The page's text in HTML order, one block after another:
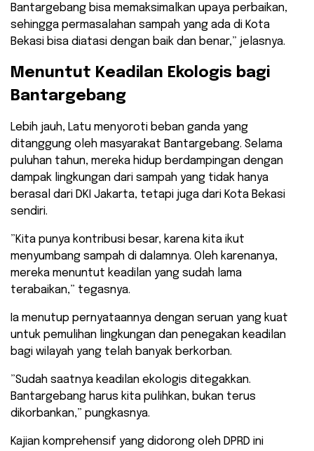
Bantargebang bisa memaksimalkan upaya perbaikan,
sehingga permasalahan sampah yang ada di Kota
Bekasi bisa diatasi dengan baik dan benar,” jelasnya.
Menuntut Keadilan Ekologis bagi
Bantargebang
​Lebih jauh, Latu menyoroti beban ganda yang
ditanggung oleh masyarakat Bantargebang. Selama
puluhan tahun, mereka hidup berdampingan dengan
dampak lingkungan dari sampah yang tidak hanya
berasal dari DKI Jakarta, tetapi juga dari Kota Bekasi
sendiri.
​”Kita punya kontribusi besar, karena kita ikut
menyumbang sampah di dalamnya. Oleh karenanya,
mereka menuntut keadilan yang sudah lama
terabaikan,” tegasnya.
​Ia menutup pernyataannya dengan seruan yang kuat
untuk pemulihan lingkungan dan penegakan keadilan
bagi wilayah yang telah banyak berkorban.
​”Sudah saatnya keadilan ekologis ditegakkan.
Bantargebang harus kita pulihkan, bukan terus
dikorbankan,” pungkasnya.
​Kajian komprehensif yang didorong oleh DPRD ini